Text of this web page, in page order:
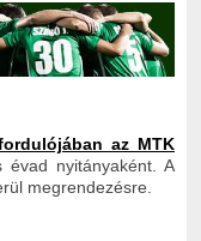
az MTK
évad nyitányaként. A
megrendezésre.